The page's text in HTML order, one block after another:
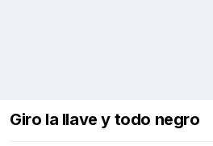
Giro la llave y todo negro